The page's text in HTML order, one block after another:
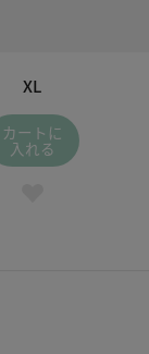
XL
カートに
入れる